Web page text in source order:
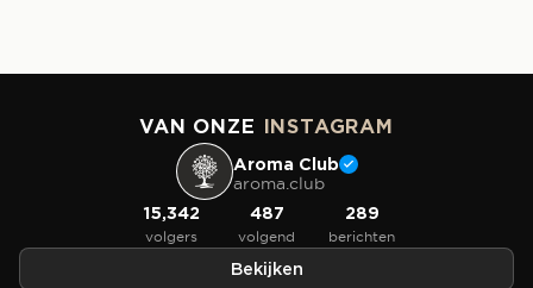
VAN ONZE INSTAGRAM
Aroma Club
aroma.club
15,342
volgers
487
volgend
289
berichten
Bekijken